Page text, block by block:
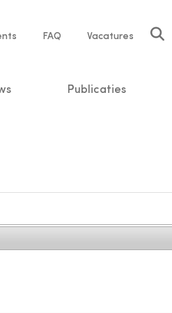
FAQ Vacatures
Publicaties